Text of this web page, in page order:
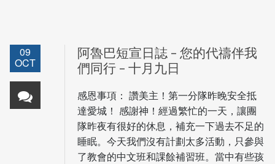
09
OCT
阿魯巴短宣日誌 – 您的代禱伴我
們同行 – 十月九日
感恩事項： 讚美主！第一分隊昨晚安全抵
達愛城！ 感謝神！經過繁忙的一天，讓團
隊昨夜有很好的休息，補充一下過去不足的
睡眠。今天我們沒有計劃太多活動，只參與
了教會的中文班和課餘補習班。當中有些孩